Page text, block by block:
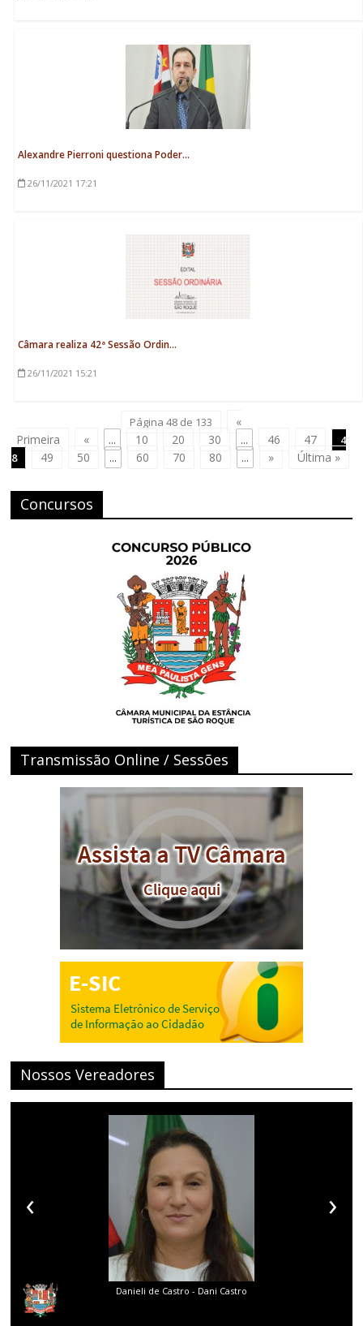
Alexandre Pierroni questiona Poder...
26/11/2021 17:21
Câmara realiza 42ª Sessão Ordin...
26/11/2021 15:21
Página 48 de 133
«
Primeira
« ... 10 20 30 ... 46 47
4
8
49 50 ... 60 70 80 ... » Última »
Concursos
Transmissão Online / Sessões
Nossos Vereadores
- Dani Castro Diego Gouveia da Costa
‹ ›